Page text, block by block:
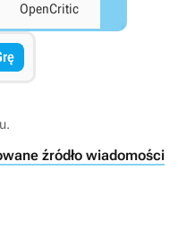
OpenCritic
źródło wiadomości